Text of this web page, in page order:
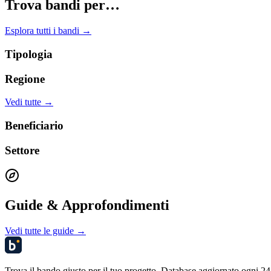
Trova bandi per…
Esplora tutti i bandi →
Tipologia
Regione
Vedi tutte →
Beneficiario
Settore
Guide & Approfondimenti
Vedi tutte le guide →